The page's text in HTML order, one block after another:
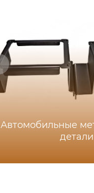
Автомобильные
детали